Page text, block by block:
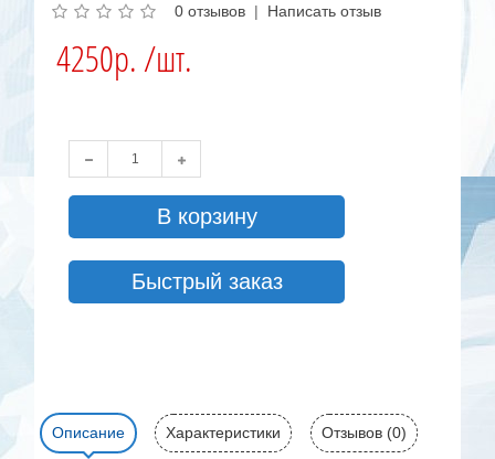
0 отзывов | Написать отзыв
4250р. /шт.
В корзину
Быстрый заказ
Описание Характеристики Отзывов (0)